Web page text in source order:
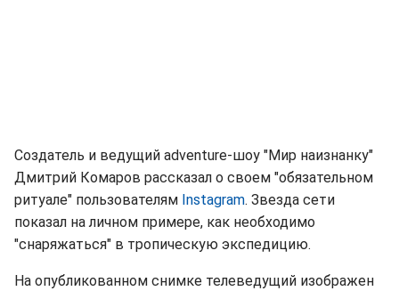
Создатель и ведущий adventure-шоу "Мир наизнанку"
Дмитрий Комаров рассказал о своем "обязательном
ритуале" пользователям Instagram. Звезда сети
показал на личном примере, как необходимо
"снаряжаться" в тропическую экспедицию.
На опубликованном снимке телеведущий изображен